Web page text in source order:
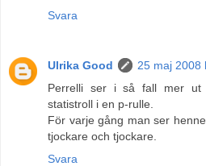
Svara
Ulrika Good
25 maj 2008
Perrelli ser i så fall mer
statistroll i en p-rulle.
För varje gång man ser
tjockare och tjockare.
Svara